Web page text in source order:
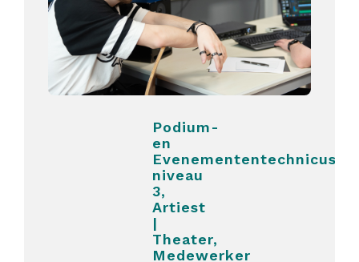
Podium-
en
Evenemententechnicus
niveau
3,
Artiest
|
Theater,
Medewerker